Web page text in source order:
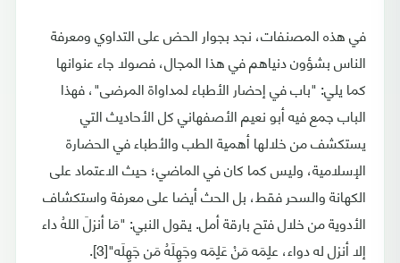
في هذه المصنفات، نجد بجوار الحض على التداوي ومعرفة
الناس بشؤون دنياهم في هذا المجال، فصولا جاء عنوانها
كما يلي: "باب في إحضار الأطباء لمداواة المرضى"، فهذا
الباب جمع فيه أبو نعيم الأصفهاني كل الأحاديث التي
يستكشف من خلالها أهمية الطب والأطباء في الحضارة
الإسلامية، وليس كما كان في الماضي؛ حيث الاعتماد على
الكهانة والسحر فقط، بل الحث أيضا على معرفة واستكشاف
الأدوية من خلال فتح بارقة أمل. يقول النبي: "مَا أنزلَ اللهُ داء
إلا أنزل له دواء، علِمَه مَنْ عَلِمَه وجَهِلَهُ مَن جَهِلَه"[3].